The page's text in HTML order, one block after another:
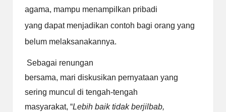
agama, mampu menampilkan pribadi
yang dapat menjadikan contoh bagi orang yang
belum melaksanakannya.
Sebagai renungan
bersama, mari diskusikan pernyataan yang
sering muncul di tengah-tengah
masyarakat, “Lebih baik tidak berjilbab,